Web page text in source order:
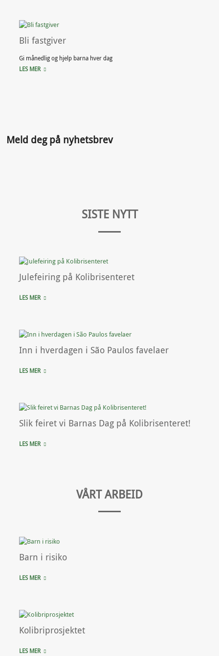
Bli fastgiver
Gi månedlig og hjelp barna hver dag
LES MER
Meld deg på nyhetsbrev
SISTE NYTT
Julefeiring på Kolibrisenteret
LES MER
Inn i hverdagen i São Paulos favelaer
LES MER
Slik feiret vi Barnas Dag på Kolibrisenteret!
LES MER
VÅRT ARBEID
Barn i risiko
LES MER
Kolibriprosjektet
LES MER